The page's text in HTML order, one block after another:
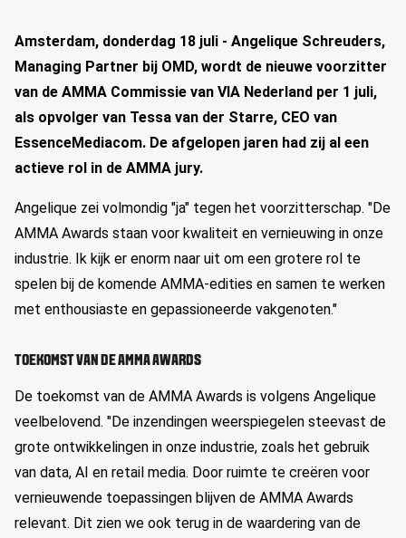
Amsterdam, donderdag 18 juli - Angelique Schreuders,
Managing Partner bij OMD, wordt de nieuwe voorzitter
van de AMMA Commissie van VIA Nederland per 1 juli,
als opvolger van Tessa van der Starre, CEO van
EssenceMediacom. De afgelopen jaren had zij al een
actieve rol in de AMMA jury.
Angelique zei volmondig "ja" tegen het voorzitterschap. "De
AMMA Awards staan voor kwaliteit en vernieuwing in onze
industrie. Ik kijk er enorm naar uit om een grotere rol te
spelen bij de komende AMMA-edities en samen te werken
met enthousiaste en gepassioneerde vakgenoten."
TOEKOMST VAN DE AMMA AWARDS
De toekomst van de AMMA Awards is volgens Angelique
veelbelovend. "De inzendingen weerspiegelen steevast de
grote ontwikkelingen in onze industrie, zoals het gebruik
van data, AI en retail media. Door ruimte te creëren voor
vernieuwende toepassingen blijven de AMMA Awards
relevant. Dit zien we ook terug in de waardering van de